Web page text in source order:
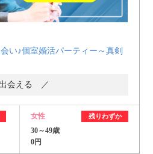
い♪個室婚活パーティー～真剣
会える ／
女性 残りわずか
30～49歳
0円